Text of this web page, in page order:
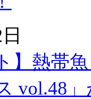
】熱帯
vol.48